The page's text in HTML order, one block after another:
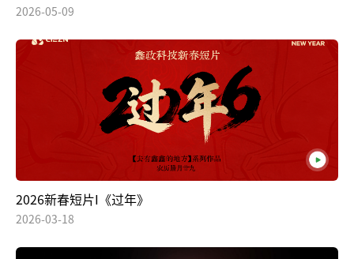
2026-05-09
2026新春短片I《过年》
2026-03-18